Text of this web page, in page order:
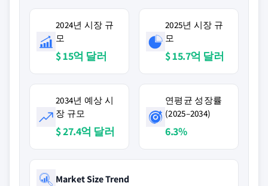
2024년 시장 규
모
$ 15억 달러
2025년 시장 규
모
$ 15.7억 달러
2034년 예상 시
장 규모
$ 27.4억 달러
연평균 성장률
(2025–2034)
6.3%
Market Size Trend